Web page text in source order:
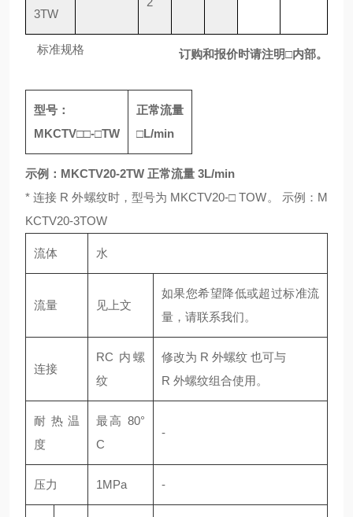
3TW
订购和报价时请注明□内部。
型号：
MKCTV□□-□TW
正常流量
□L/min
示例：MKCTV20-2TW 正常流量 3L/min
* 连接 R 外螺纹时，型号为 MKCTV20-□ TOW。 示例：M
KCTV20-3TOW
标准规格
流体 水
流量 见上文
如果您希望降低或超过标准流
量，请联系我们。
连接
RC 内螺
纹
修改为 R 外螺纹 也可与
R 外螺纹组合使用。
耐热温
度
最高 80°
C
-
压力 1MPa -